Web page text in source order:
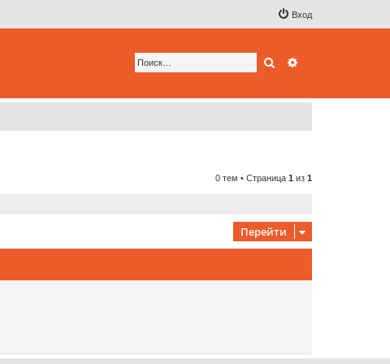
Вход
Поиск
0 тем • Страница 1 из 1
Перейти